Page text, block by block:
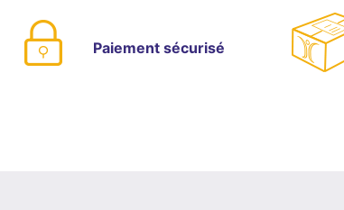
Paiement sécurisé